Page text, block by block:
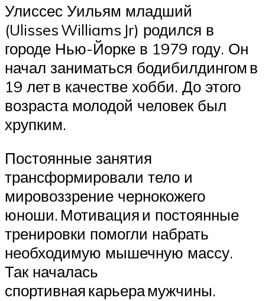
Улиссес Уильям младший
(Ulisses Williams Jr) родился в
городе Нью-Йорке в 1979 году. Он
начал заниматься бодибилдингом в
19 лет в качестве хобби. До этого
возраста молодой человек был
хрупким.
Постоянные занятия
трансформировали тело и
мировоззрение чернокожего
юноши. Мотивация и постоянные
тренировки помогли набрать
необходимую мышечную массу.
Так началась
спортивная карьера мужчины.